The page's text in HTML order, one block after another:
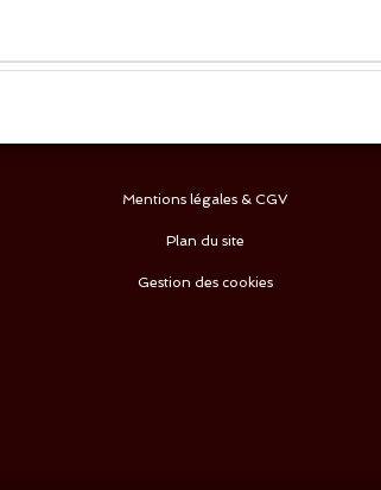
Mentions légales & CGV
Plan du site
Gestion des cookies